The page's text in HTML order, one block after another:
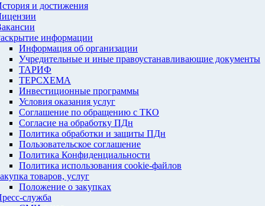
и достижения
информации
Информация об организации
Учредительные и иные правоустанавливающие документы
ТАРИФ
ТЕРСХЕМА
Инвестиционные программы
Условия оказания услуг
Соглашение по обращению с ТКО
Согласие на обработку ПДн
Политика обработки и защиты ПДн
Пользовательское соглашение
Политика Конфиденциальности
Политика использования cookie-файлов
товаров, услуг
Положение о закупках
служба